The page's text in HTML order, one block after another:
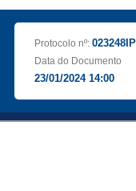
Protocolo nº:
Data do Documento
23/01/2024 14:00